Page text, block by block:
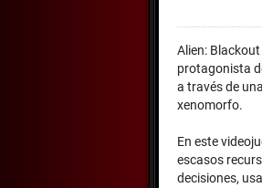
Alien:
protagonista
a través de
xenomorfo.
En este
escasos
decisiones,